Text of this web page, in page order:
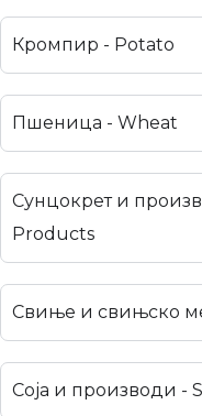
Кромпир - Potato
Пшеница - Wheat
Сунцокрет и
Products
Свиње и свињско
Соја и производи -